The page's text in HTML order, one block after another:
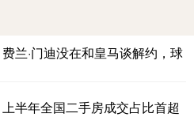
兰·门迪没在和皇马谈解约，球
半年全国二手房成交占比首超